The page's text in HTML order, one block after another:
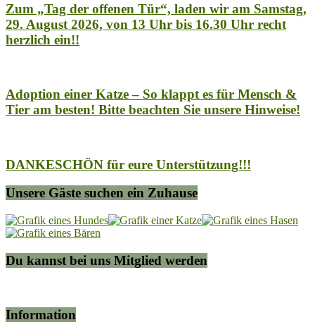
Zum „Tag der offenen Tür“, laden wir am Samstag,
29. August 2026, von 13 Uhr bis 16.30 Uhr recht
herzlich ein!!
Adoption einer Katze – So klappt es für Mensch &
Tier am besten! Bitte beachten Sie unsere Hinweise!
DANKESCHÖN für eure Unterstützung!!!
Unsere Gäste suchen ein Zuhause
Du kannst bei uns Mitglied werden
Information